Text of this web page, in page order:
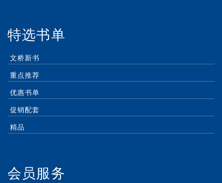
特选书单
文桥新书
重点推荐
优惠书单
促销配套
精品
会员服务